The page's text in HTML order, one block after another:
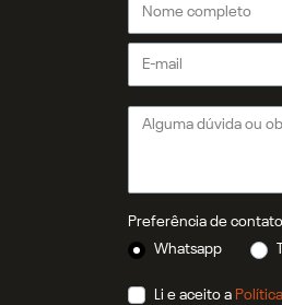
Preferência de
Whatsapp
Li e aceito a